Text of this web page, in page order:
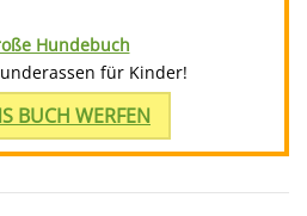
Hundebuch
für Kinder!
BUCH WERFEN